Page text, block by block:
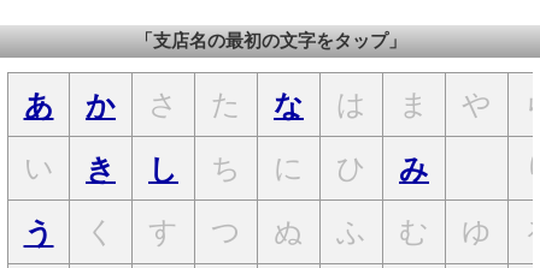
「支店名の最初の文字をタップ」
あ か さ た な は ま や
い
き し ち に ひ み
う
く す つ ぬ ふ む ゆ